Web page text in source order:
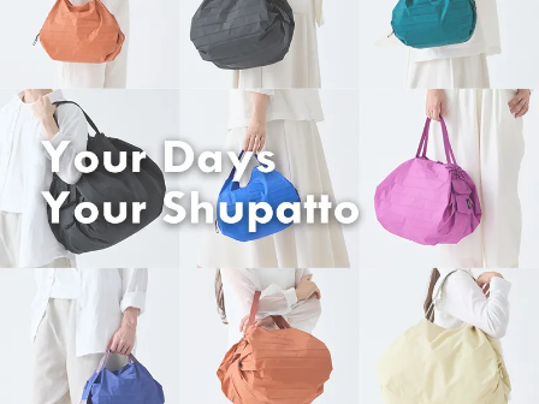
【注意事項】
１．透過由恩沛科技股份有限公司提供之「AFTEE先享後付」服務完成之交
易，需依本服務之必要範圍內提供個人資料，並將交易相關給付款項請求債
權轉讓予恩沛科技股份有限公司。
２．關於個人資料處理事宜，請瀏覽以下網址：
https://aftee.tw/terms/#terms3
３．未成年的使用者請事先徵得法定代理人或監護人之同意方可使用
「AFTEE先享後付」，若未經同意申辦者引起之損失，本公司不負相關責
任。
４．使用「AFTEE先享後付」時，將依據個別帳號之用戶狀況，依本公司即
時審查核予不同之上限額度；若仍有額度不足之情形，本公司將視審查結果
請求用戶進行身份認證。
５．嚴禁一人註冊多個帳號或使用他人資訊註冊。若發現惡意使用之情形，
恩沛科技股份有限公司將有權停止該用戶之使用額度並採取法律行動。